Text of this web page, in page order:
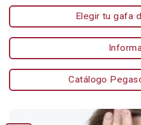
Elegir tu gafa
Catálogo